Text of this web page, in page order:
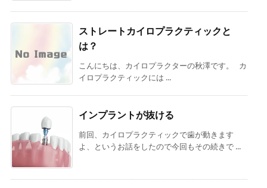
ストレートカイロプラクティックと
は？
こんにちは、カイロプラクターの秋澤です。 カ
イロプラクティックには ...
インプラントが抜ける
前回、カイロプラクティックで歯が動きます
よ、というお話をしたので今回もその続きで ...